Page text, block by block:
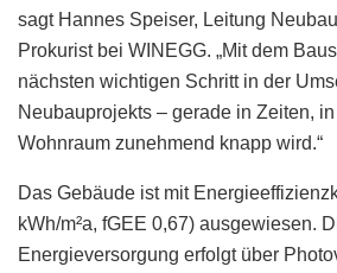
sagt Hannes Speiser, Leitung
Prokurist bei WINEGG. „Mit dem
nächsten wichtigen Schritt in der
Neubauprojekts – gerade in Zeiten,
Wohnraum zunehmend knapp wird.“
Das Gebäude ist mit
kWh/m²a, fGEE 0,67) ausgewiesen.
Energieversorgung erfolgt über